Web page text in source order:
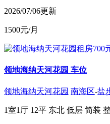
2026/07/06更新
1500元/月
领地海纳天河花园 车位
领地海纳天河花园 南海区-盐
1室1厅 12平 东北 低层 简装